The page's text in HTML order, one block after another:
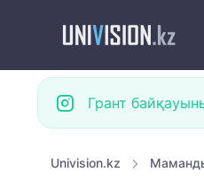
Грант
Univision.kz